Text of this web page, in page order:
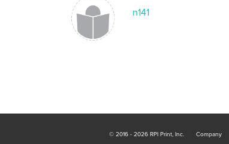
n141
© 2016 - 2026 RPI Print, Inc. Company